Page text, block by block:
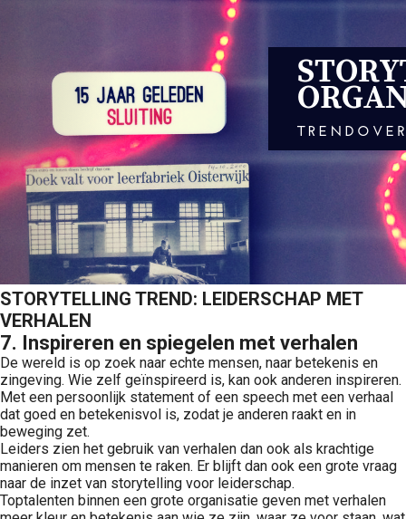
STORYTELLING TREND: LEIDERSCHAP MET
VERHALEN
7. Inspireren en spiegelen met verhalen
De wereld is op zoek naar echte mensen, naar betekenis en
zingeving. Wie zelf geïnspireerd is, kan ook anderen inspireren.
Met een persoonlijk statement of een speech met een verhaal
dat goed en betekenisvol is, zodat je anderen raakt en in
beweging zet.
Leiders zien het gebruik van verhalen dan ook als krachtige
manieren om mensen te raken. Er blijft dan ook een grote vraag
naar de inzet van storytelling voor leiderschap.
Toptalenten binnen een grote organisatie geven met verhalen